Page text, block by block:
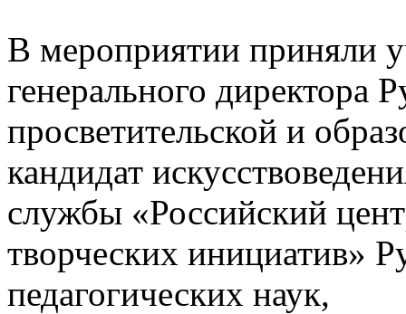
В мероприятии приняли
генерального директора
просветительской и
кандидат
службы «Российский
творческих инициатив»
педагогических наук,